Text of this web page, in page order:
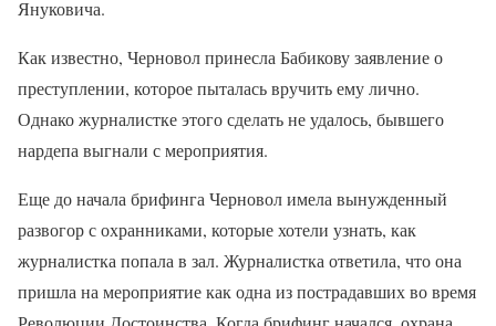
Януковича.
Как известно, Черновол принесла Бабикову заявление о
преступлении, которое пыталась вручить ему лично.
Однако журналистке этого сделать не удалось, бывшего
нардепа выгнали с мероприятия.
Еще до начала брифинга Черновол имела вынужденный
развогор с охранниками, которые хотели узнать, как
журналистка попала в зал. Журналистка ответила, что она
пришла на мероприятие как одна из пострадавших во время